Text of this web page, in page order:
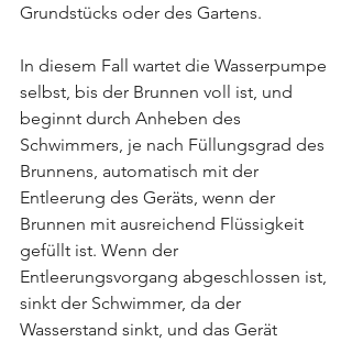
Grundstücks oder des Gartens.
In diesem Fall wartet die Wasserpumpe
selbst, bis der Brunnen voll ist, und
beginnt durch Anheben des
Schwimmers, je nach Füllungsgrad des
Brunnens, automatisch mit der
Entleerung des Geräts, wenn der
Brunnen mit ausreichend Flüssigkeit
gefüllt ist. Wenn der
Entleerungsvorgang abgeschlossen ist,
sinkt der Schwimmer, da der
Wasserstand sinkt, und das Gerät